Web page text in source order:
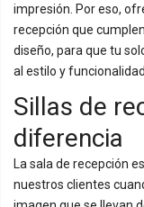
impresión. Por eso,
recepción que
diseño, para que tu
al estilo y
Sillas de
diferencia
La sala de recepción
nuestros clientes